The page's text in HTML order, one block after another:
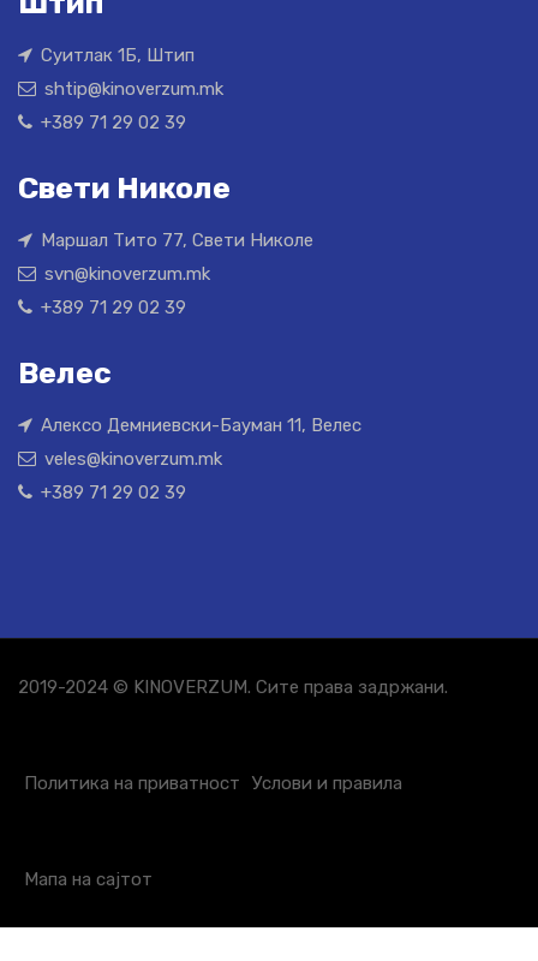
Суитлак 1Б, Штип
shtip@kinoverzum.mk
+389 71 29 02 39
Свети Николе
Маршал Тито 77, Свети Николе
svn@kinoverzum.mk
+389 71 29 02 39
Велес
Алексо Демниевски-Бауман 11, Велес
veles@kinoverzum.mk
+389 71 29 02 39
2019-2024 © KINOVERZUM. Сите права задржани.
Политика на приватност Услови и правила
Мапа на сајтот